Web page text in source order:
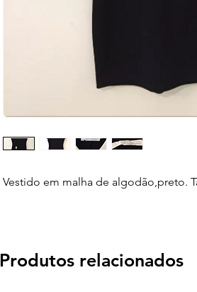
Vestido em malha de algodão,preto.
Produtos relacionados